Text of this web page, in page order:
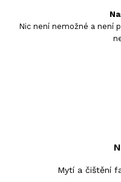
Nic není nemožné a není
Mytí a čištění